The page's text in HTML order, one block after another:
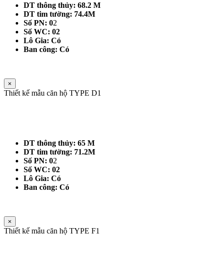
DT thông thủy: 68.2 M
DT tim tường: 74.4M
Số PN: 02
Số WC: 02
Lô Gia: Có
Ban công: Có
×
Thiết kế mẫu căn hộ TYPE D1
DT thông thủy: 65 M
DT tim tường: 71.2M
Số PN: 02
Số WC: 02
Lô Gia: Có
Ban công: Có
×
Thiết kế mẫu căn hộ TYPE F1